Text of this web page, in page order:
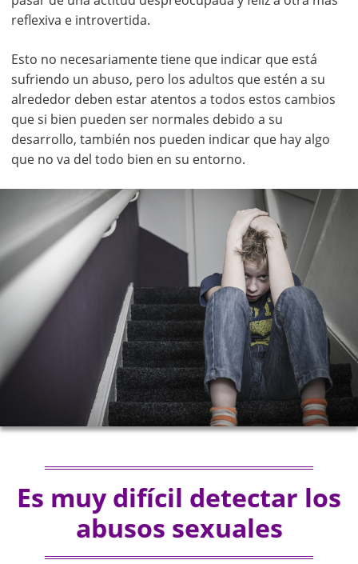
reflexiva e introvertida.
Esto no necesariamente tiene que indicar que está
sufriendo un abuso, pero los adultos que estén a su
alrededor deben estar atentos a todos estos cambios
que si bien pueden ser normales debido a su
desarrollo, también nos pueden indicar que hay algo
que no va del todo bien en su entorno.
Es muy difícil detectar los
abusos sexuales